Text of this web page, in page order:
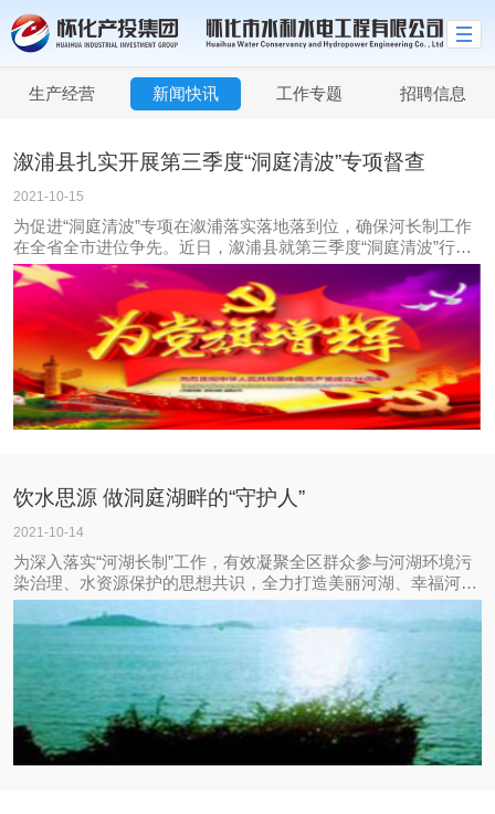
生产经营 新闻快讯 工作专题 招聘信息
溆浦县扎实开展第三季度“洞庭清波”专项督查
2021-10-15
为促进“洞庭清波”专项在溆浦落实落地落到位，确保河长制工作
在全省全市进位争先。近日，溆浦县就第三季度“洞庭清波”行动
落实情况，开展专项督导检查工作。
饮水思源 做洞庭湖畔的“守护人”
2021-10-14
为深入落实“河湖长制”工作，有效凝聚全区群众参与河湖环境污
染治理、水资源保护的思想共识，全力打造美丽河湖、幸福河
湖，近日，岳阳市屈原管理区河委会组织20多名志愿者开展了
以“饮水思源做洞庭湖畔的守护人”为主题的河长制宣传活动。